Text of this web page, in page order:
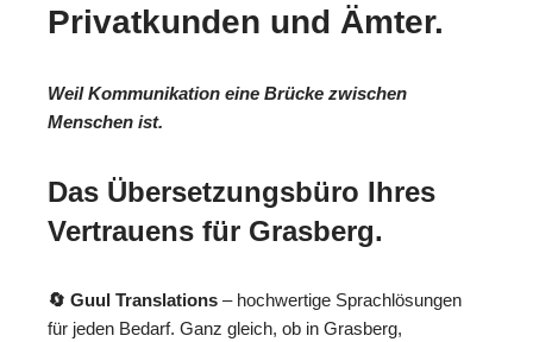
Privatkunden und Ämter.
Weil Kommunikation eine Brücke zwischen
Menschen ist.
Das Übersetzungsbüro Ihres
Vertrauens für Grasberg.
🔄 Guul Translations – hochwertige Sprachlösungen
für jeden Bedarf. Ganz gleich, ob in Grasberg,